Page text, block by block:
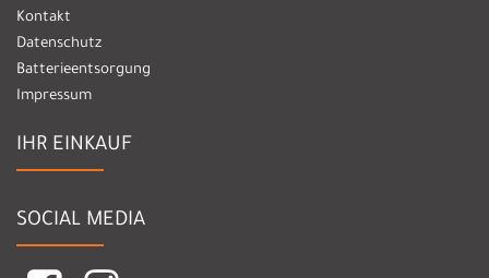
Kontakt
Datenschutz
Batterieentsorgung
Impressum
IHR EINKAUF
SOCIAL MEDIA